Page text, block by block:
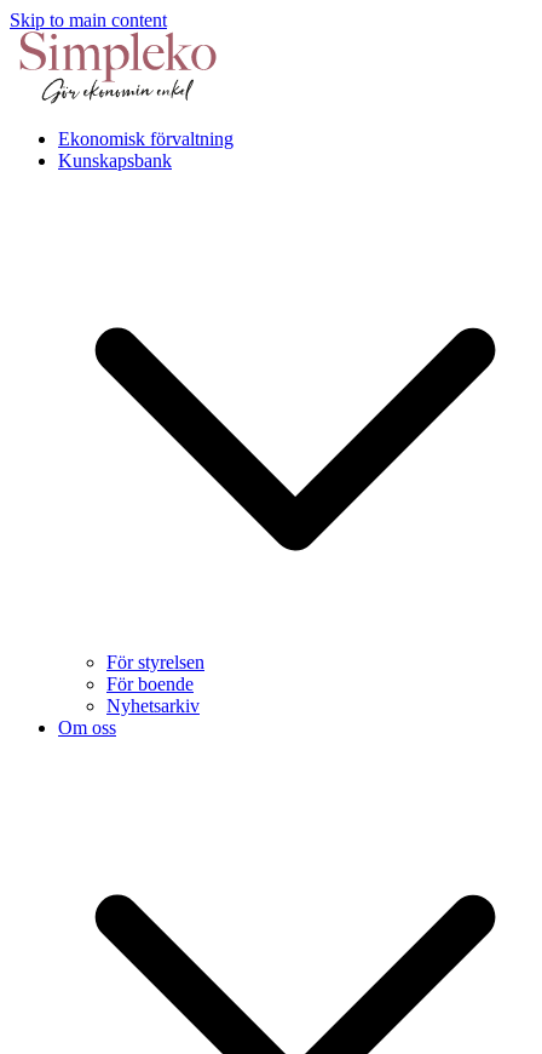
Skip to main content
Ekonomisk förvaltning
Kunskapsbank
För styrelsen
För boende
Nyhetsarkiv
Om oss